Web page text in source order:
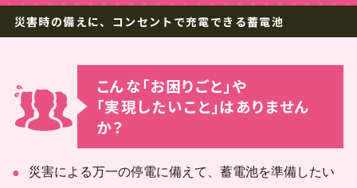
ホーム
企業一覧
災害時の備えに、コンセントで充電できる蓄電池
こんな｢お困りごと｣や
｢実現したいこと｣はありません
か？
災害による万一の停電に備えて、蓄電池を準備したい